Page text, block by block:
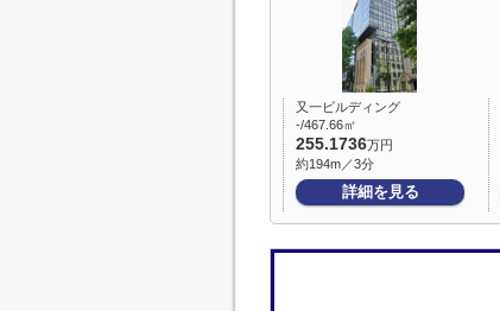
又一ビルディング
-/467.66㎡
255.1736万円
約194m／3分
詳細を見る